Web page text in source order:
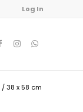
Log In
/38 x 58 cm